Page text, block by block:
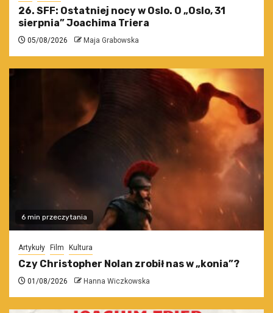
26. SFF: Ostatniej nocy w Oslo. O „Oslo, 31
sierpnia” Joachima Triera
05/08/2026 Maja Grabowska
6 min przeczytania
Artykuły Film Kultura
Czy Christopher Nolan zrobił nas w „konia”?
01/08/2026 Hanna Wiczkowska